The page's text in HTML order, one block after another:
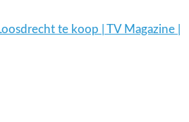
te koop | TV Magazine |